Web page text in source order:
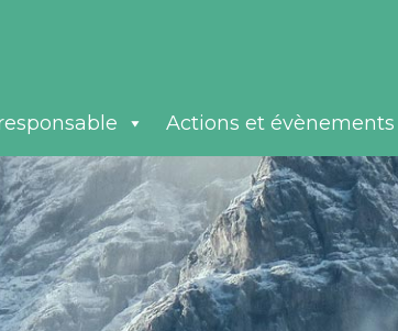
Actions et évènements